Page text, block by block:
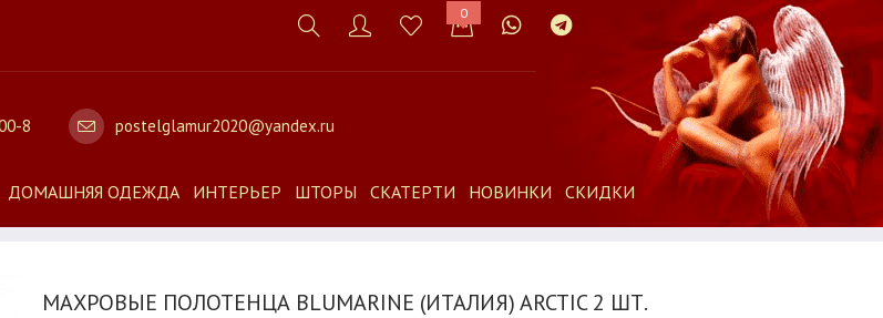
0
8 postelglamur2020@yandex.ru
ДОМАШНЯЯ ОДЕЖДА ИНТЕРЬЕР ШТОРЫ СКАТЕРТИ НОВИНКИ СКИДКИ
МАХРОВЫЕ ПОЛОТЕНЦА BLUMARINE (ИТАЛИЯ) ARCTIC 2 ШТ.